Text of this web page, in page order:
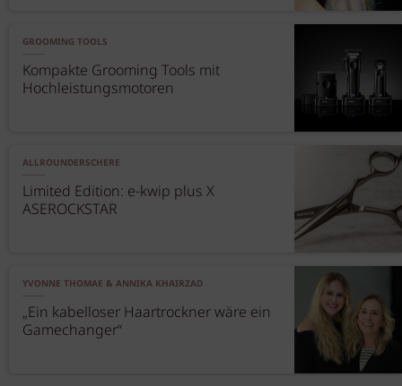
GROOMING TOOLS
Kompakte Grooming Tools mit
Hochleistungsmotoren
ALLROUNDERSCHERE
Limited Edition: e-kwip plus X
ASEROCKSTAR
YVONNE THOMAE & ANNIKA KHAIRZAD
„Ein kabelloser Haartrockner wäre ein
Gamechanger“